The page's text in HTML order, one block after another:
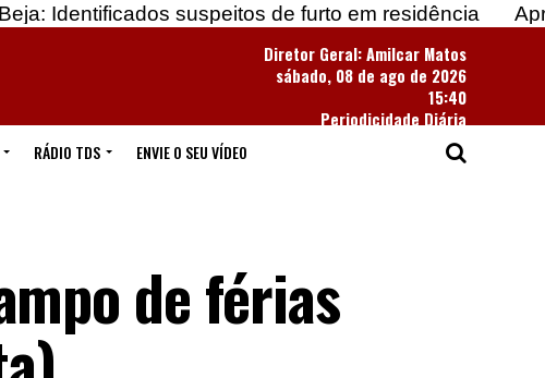
suspeitos de furto em residência
Apreendidas
Diretor Geral: Amilcar Matos
sábado, 08 de ago de 2026
15:40
Periodicidade Diária
RÁDIO TDS ENVIE O SEU VÍDEO
de férias